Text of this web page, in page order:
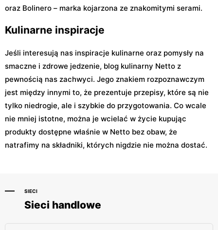
oraz Bolinero – marka kojarzona ze znakomitymi serami.
Kulinarne inspiracje
Jeśli interesują nas inspiracje kulinarne oraz pomysły na
smaczne i zdrowe jedzenie, blog kulinarny Netto z
pewnością nas zachwyci. Jego znakiem rozpoznawczym
jest między innymi to, że prezentuje przepisy, które są nie
tylko niedrogie, ale i szybkie do przygotowania. Co wcale
nie mniej istotne, można je wcielać w życie kupując
produkty dostępne właśnie w Netto bez obaw, że
natrafimy na składniki, których nigdzie nie można dostać.
SIECI
Sieci handlowe